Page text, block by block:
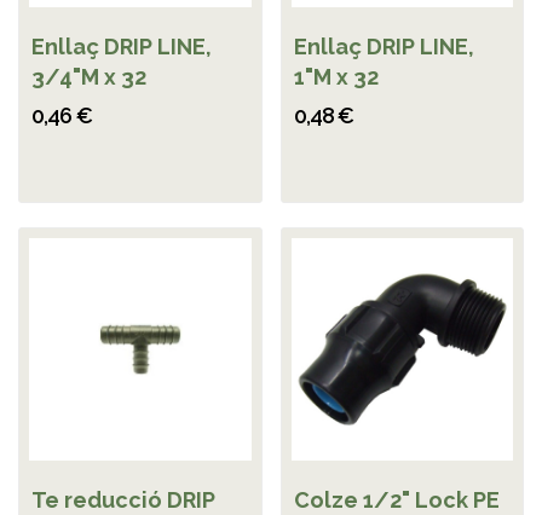
Enllaç DRIP LINE,
3/4"M x 32
0,46 €
Enllaç DRIP LINE,
1"M x 32
0,48 €
Te reducció DRIP
Colze 1/2" Lock PE